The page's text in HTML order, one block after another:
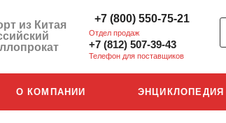
из Китая
+7 (800) 550-75-21
Отдел продаж
+7 (812) 507-39-43
Телефон для поставщиков
О КОМПАНИИ ЭНЦИКЛОПЕДИЯ